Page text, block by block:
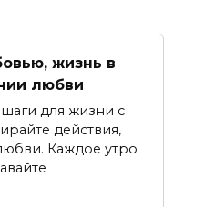
жизнь в
любви
для жизни с
действия,
Каждое утро